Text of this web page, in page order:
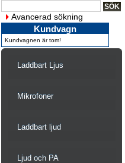
Avancerad sökning
Kundvagn
Kundvagnen är tom!
Laddbart Ljus
Mikrofoner
Laddbart ljud
Ljud och PA